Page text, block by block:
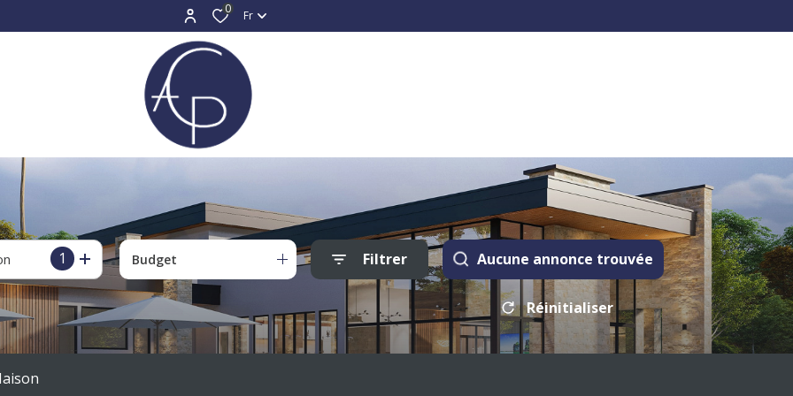
0 Fr
1 Budget Filtrer Aucune annonce trouvée
Réinitialiser